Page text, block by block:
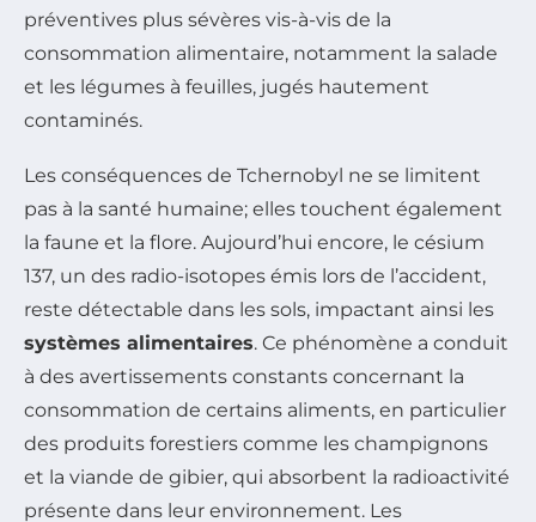
préventives plus sévères vis-à-vis de la
consommation alimentaire, notamment la salade
et les légumes à feuilles, jugés hautement
contaminés.
Les conséquences de Tchernobyl ne se limitent
pas à la santé humaine; elles touchent également
la faune et la flore. Aujourd’hui encore, le césium
137, un des radio-isotopes émis lors de l’accident,
reste détectable dans les sols, impactant ainsi les
systèmes alimentaires. Ce phénomène a conduit
à des avertissements constants concernant la
consommation de certains aliments, en particulier
des produits forestiers comme les champignons
et la viande de gibier, qui absorbent la radioactivité
présente dans leur environnement. Les